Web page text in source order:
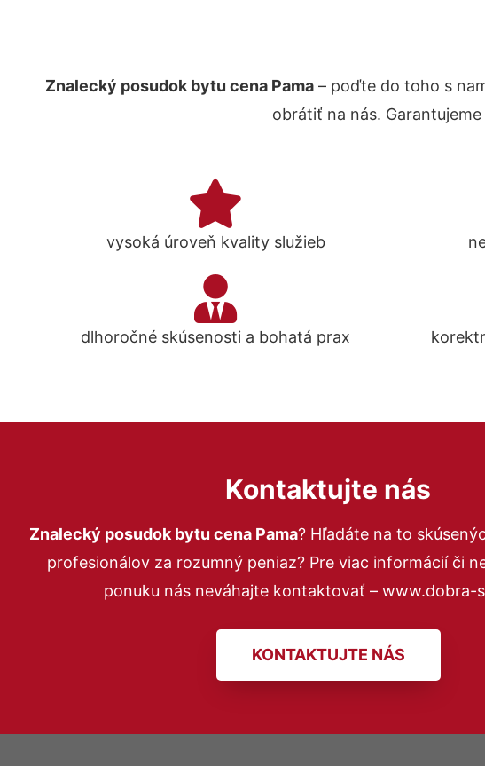
Znalecký posudok bytu cena Pama– poďte do toho s
obrátiť na nás.
vysoká úroveň kvality služieb
dlhoročné skúsenosti a bohatá prax
Kontaktujte nás
Znalecký posudok bytu cena Pama? Hľadáte na to
profesionálov za rozumný peniaz? Pre viac informácií či
ponuku nás neváhajte kontaktovať – www.dobra-
KONTAKTUJTE NÁS